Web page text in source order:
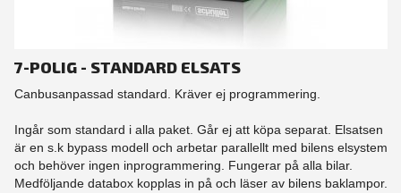
7-POLIG - STANDARD ELSATS
Canbusanpassad standard. Kräver ej programmering.
Ingår som standard i alla paket. Går ej att köpa separat. Elsatsen
är en s.k bypass modell och arbetar parallellt med bilens elsystem
och behöver ingen inprogrammering. Fungerar på alla bilar.
Medföljande databox kopplas in på och läser av bilens baklampor.